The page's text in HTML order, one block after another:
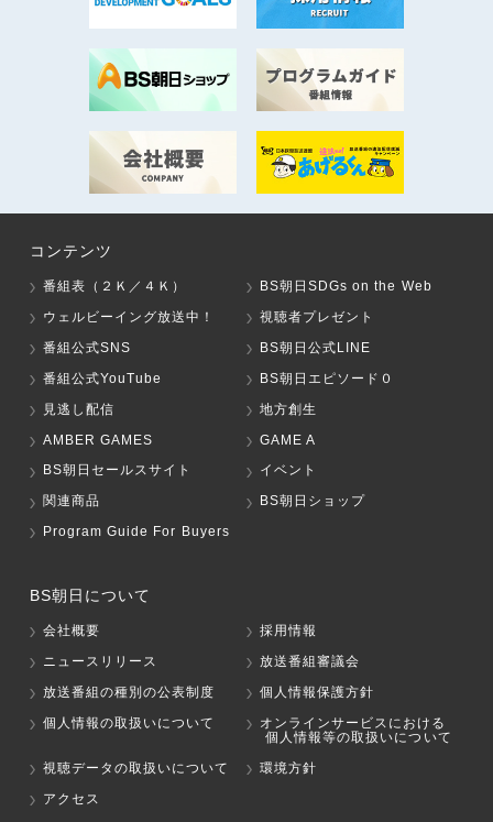
コンテンツ
番組表（２Ｋ／４Ｋ）
BS朝日SDGs on the Web
ウェルビーイング放送中！
視聴者プレゼント
番組公式SNS
BS朝日公式LINE
番組公式YouTube
BS朝日エピソード０
見逃し配信
地方創生
AMBER GAMES
GAME A
BS朝日セールスサイト
イベント
関連商品
BS朝日ショップ
Program Guide For Buyers
BS朝日について
会社概要
採用情報
ニュースリリース
放送番組審議会
放送番組の種別の公表制度
個人情報保護方針
個人情報の取扱いについて
オンラインサービスにおける
個人情報等の取扱いについて
視聴データの取扱いについて
環境方針
アクセス